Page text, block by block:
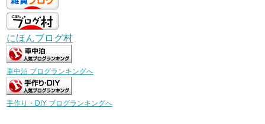
にほんブログ村
車中泊 ブログランキングへ
手作り・DIY ブログランキングへ